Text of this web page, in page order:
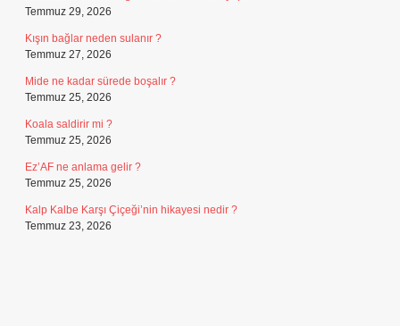
Temmuz 29, 2026
Kışın bağlar neden sulanır ?
Temmuz 27, 2026
Mide ne kadar sürede boşalır ?
Temmuz 25, 2026
Koala saldirir mi ?
Temmuz 25, 2026
Ez’AF ne anlama gelir ?
Temmuz 25, 2026
Kalp Kalbe Karşı Çiçeği’nin hikayesi nedir ?
Temmuz 23, 2026